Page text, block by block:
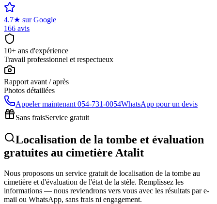
4.7★ sur Google
166 avis
10+ ans d'expérience
Travail professionnel et respectueux
Rapport avant / après
Photos détaillées
Appeler maintenant 054-731-0054WhatsApp pour un devis
Sans fraisService gratuit
Localisation de la tombe et évaluation
gratuites au cimetière Atalit
Nous proposons un service gratuit de localisation de la tombe au
cimetière et d'évaluation de l'état de la stèle. Remplissez les
informations — nous reviendrons vers vous avec les résultats par e-
mail ou WhatsApp, sans frais ni engagement.